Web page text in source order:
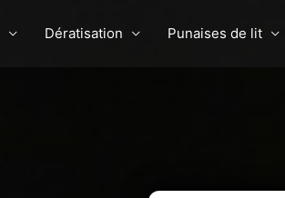
Dératisation Punaises de lit